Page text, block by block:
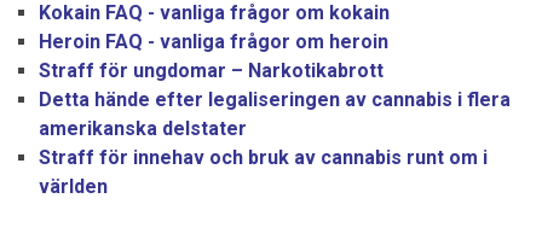
Kokain FAQ - vanliga frågor om kokain
Heroin FAQ - vanliga frågor om heroin
Straff för ungdomar – Narkotikabrott
Detta hände efter legaliseringen av cannabis i flera
amerikanska delstater
Straff för innehav och bruk av cannabis runt om i
världen